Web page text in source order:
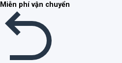
Miễn phí vận chuyển